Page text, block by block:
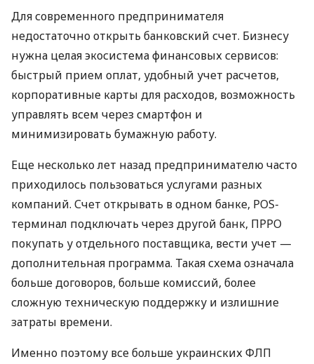
Для современного предпринимателя
недостаточно открыть банковский счет. Бизнесу
нужна целая экосистема финансовых сервисов:
быстрый прием оплат, удобный учет расчетов,
корпоративные карты для расходов, возможность
управлять всем через смартфон и
минимизировать бумажную работу.
Еще несколько лет назад предпринимателю часто
приходилось пользоваться услугами разных
компаний. Счет открывать в одном банке, POS-
терминал подключать через другой банк, ПРРО
покупать у отдельного поставщика, вести учет —
дополнительная программа. Такая схема означала
больше договоров, больше комиссий, более
сложную техническую поддержку и излишние
затраты времени.
Именно поэтому все больше украинских ФЛП